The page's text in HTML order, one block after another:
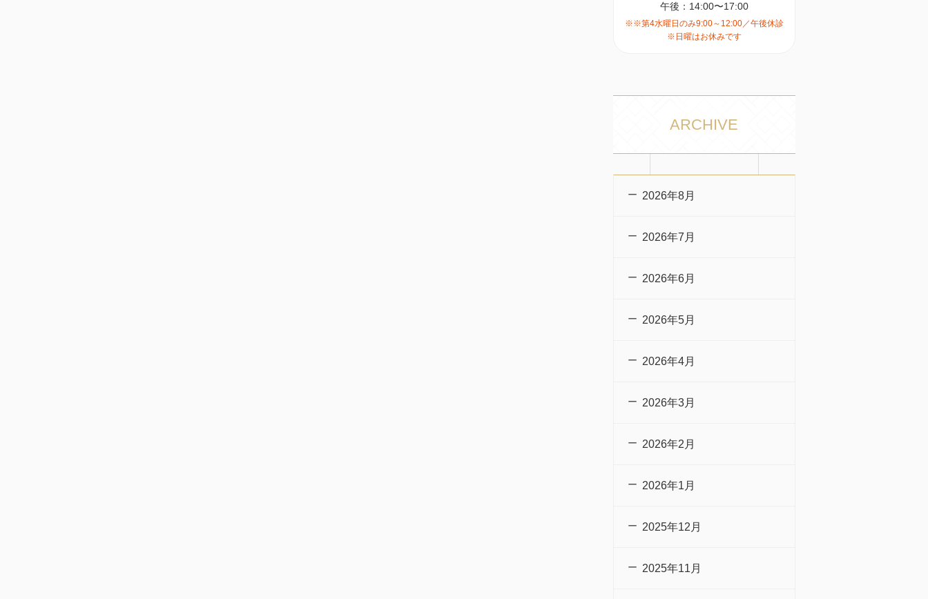
午後：14:00〜17:00
※※第4水曜日のみ9:00～12:00／午後休診
※日曜はお休みです
ARCHIVE
2026年8月
2026年7月
2026年6月
2026年5月
2026年4月
2026年3月
2026年2月
2026年1月
2025年12月
2025年11月